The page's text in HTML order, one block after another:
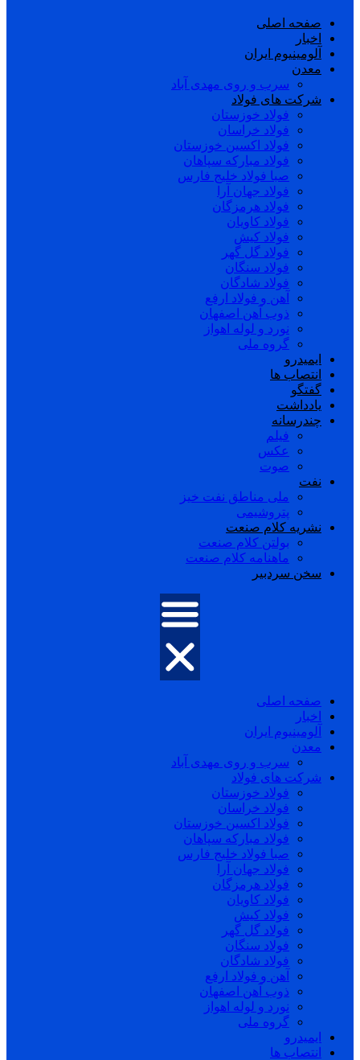
صفحه اصلی
اخبار
آلومینیوم ایران
معدن
سرب و روی مهدی آباد
شرکت های فولاد
فولاد خوزستان
فولاد خراسان
فولاد اکسین خوزستان
فولاد مبارکه سپاهان
صبا فولاد خلیج فارس
فولاد جهان آرا
فولاد هرمزگان
فولاد کاویان
فولاد کیش
فولاد گل گهر
فولاد سنگان
فولاد شادگان
آهن و فولاد ارفع
ذوب آهن اصفهان
نورد و لوله اهواز
گروه ملی
ایمیدرو
انتصاب ها
گفتگو
یادداشت
چندرسانه
فیلم
عکس
صوت
نفت
ملی مناطق نفت خیز
پتروشیمی
نشریه کلام صنعت
بولتن کلام صنعت
ماهنامه کلام صنعت
سخن سردبیر
صفحه اصلی
اخبار
آلومینیوم ایران
معدن
سرب و روی مهدی آباد
شرکت های فولاد
فولاد خوزستان
فولاد خراسان
فولاد اکسین خوزستان
فولاد مبارکه سپاهان
صبا فولاد خلیج فارس
فولاد جهان آرا
فولاد هرمزگان
فولاد کاویان
فولاد کیش
فولاد گل گهر
فولاد سنگان
فولاد شادگان
آهن و فولاد ارفع
ذوب آهن اصفهان
نورد و لوله اهواز
گروه ملی
ایمیدرو
انتصاب ها